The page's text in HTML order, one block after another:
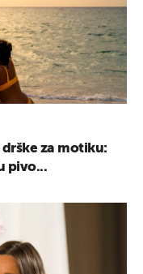
za motiku:
pivo...